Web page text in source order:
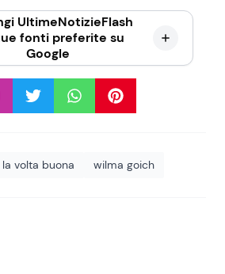
UltimeNotizieFlash
fonti preferite su
Google
la volta buona wilma goich